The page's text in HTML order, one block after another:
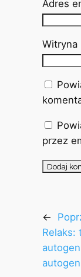
Adres
Witryna
przez
←
Relaks: